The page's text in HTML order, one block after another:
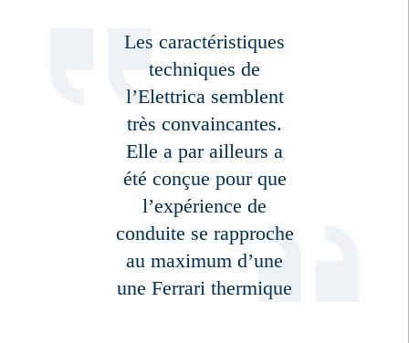
Les caractéristiques
techniques de
l’Elettrica semblent
très convaincantes.
Elle a par ailleurs a
été conçue pour que
l’expérience de
conduite se rapproche
au maximum d’une
une Ferrari thermique